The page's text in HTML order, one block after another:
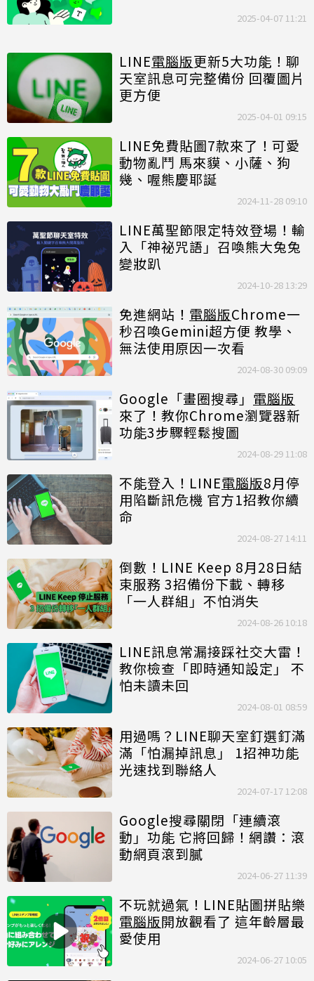
2025-04-07 11:21
LINE電腦版更新5大功能！聊
天室訊息可完整備份 回覆圖片
更方便
2025-04-01 09:15
LINE免費貼圖7款來了！可愛
動物亂鬥 馬來貘、小薩、狗
幾、喔熊慶耶誕
2024-11-28 09:10
LINE萬聖節限定特效登場！輸
入「神祕咒語」召喚熊大兔兔
變妝趴
2024-10-28 13:29
免進網站！ 電腦版Chrome一
秒召喚Gemini超方便 教學、
無法使用原因一次看
2024-08-30 09:09
Google「畫圈搜尋」 電腦版
來了！教你Chrome瀏覽器新
功能3步驟輕鬆搜圖
2024-08-29 11:08
不能登入！LINE電腦版8月停
用陷斷訊危機 官方1招教你續
命
2024-08-27 14:11
倒數！LINE Keep 8月28日結
束服務 3招備份下載、轉移
「一人群組」不怕消失
2024-08-26 10:18
LINE訊息常漏接踩社交大雷！
教你檢查「即時通知設定」 不
怕未讀未回
2024-08-01 08:59
用過嗎？LINE聊天室釘選釘滿
滿「怕漏掉訊息」 1招神功能
光速找到聯絡人
2024-07-17 12:08
Google搜尋關閉「連續滾
動」功能 它將回歸！網讚：滾
動網頁滾到膩
2024-06-27 11:39
不玩就過氣！LINE貼圖拼貼樂
電腦版開放觀看了 這年齡層最
愛使用
2024-06-27 10:05